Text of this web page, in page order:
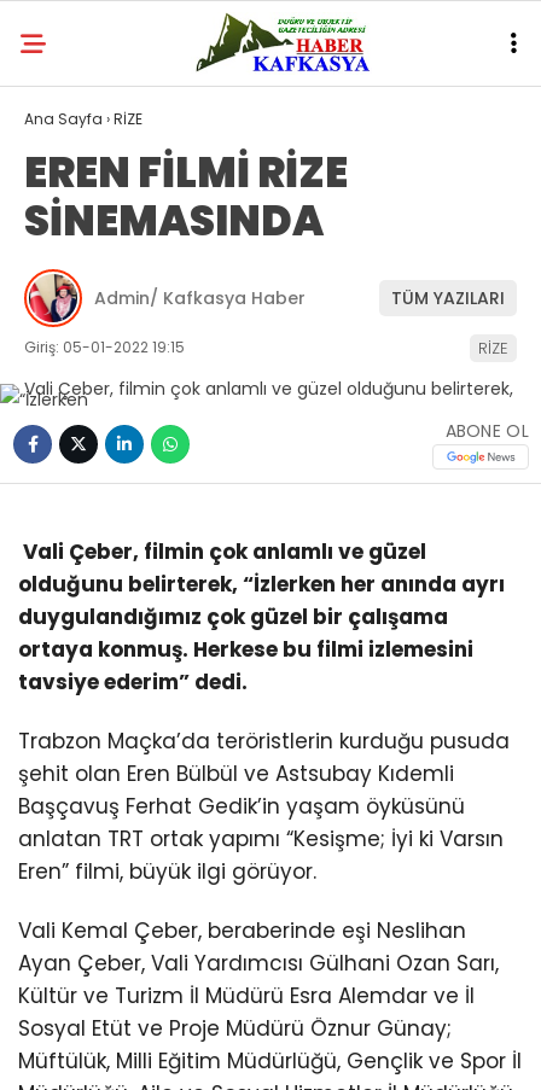
Ana Sayfa ›RİZE
EREN FİLMİ RİZE
SİNEMASINDA
Admin/ Kafkasya Haber TÜM YAZILARI
Giriş: 05-01-2022 19:15 RİZE
ABONE OL
Vali Çeber, filmin çok anlamlı ve güzel
olduğunu belirterek, “İzlerken her anında ayrı
duygulandığımız çok güzel bir çalışama
ortaya konmuş. Herkese bu filmi izlemesini
tavsiye ederim” dedi.
Trabzon Maçka’da teröristlerin kurduğu pusuda
şehit olan Eren Bülbül ve Astsubay Kıdemli
Başçavuş Ferhat Gedik’in yaşam öyküsünü
anlatan TRT ortak yapımı “Kesişme; İyi ki Varsın
Eren” filmi, büyük ilgi görüyor.
Vali Kemal Çeber, beraberinde eşi Neslihan
Ayan Çeber, Vali Yardımcısı Gülhani Ozan Sarı,
Kültür ve Turizm İl Müdürü Esra Alemdar ve İl
Sosyal Etüt ve Proje Müdürü Öznur Günay;
Müftülük, Milli Eğitim Müdürlüğü, Gençlik ve Spor İl